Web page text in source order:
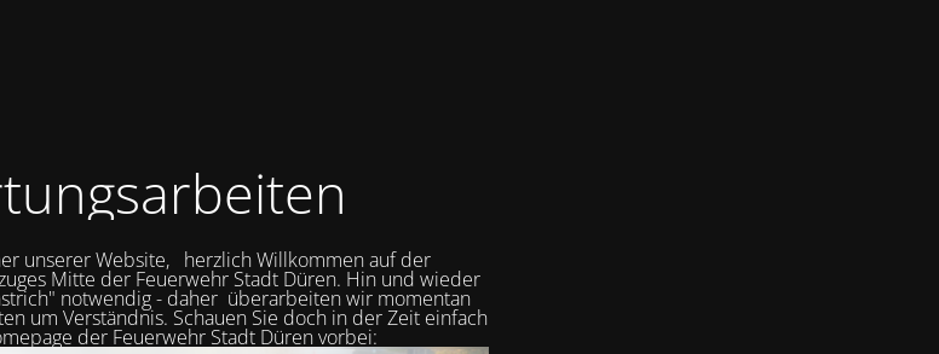
unserer Website, herzlich Willkommen auf der
Mitte der Feuerwehr Stadt Düren. Hin und wieder
notwendig - daher überarbeiten wir momentan
um Verständnis. Schauen Sie doch in der Zeit einfach
der Feuerwehr Stadt Düren vorbei: